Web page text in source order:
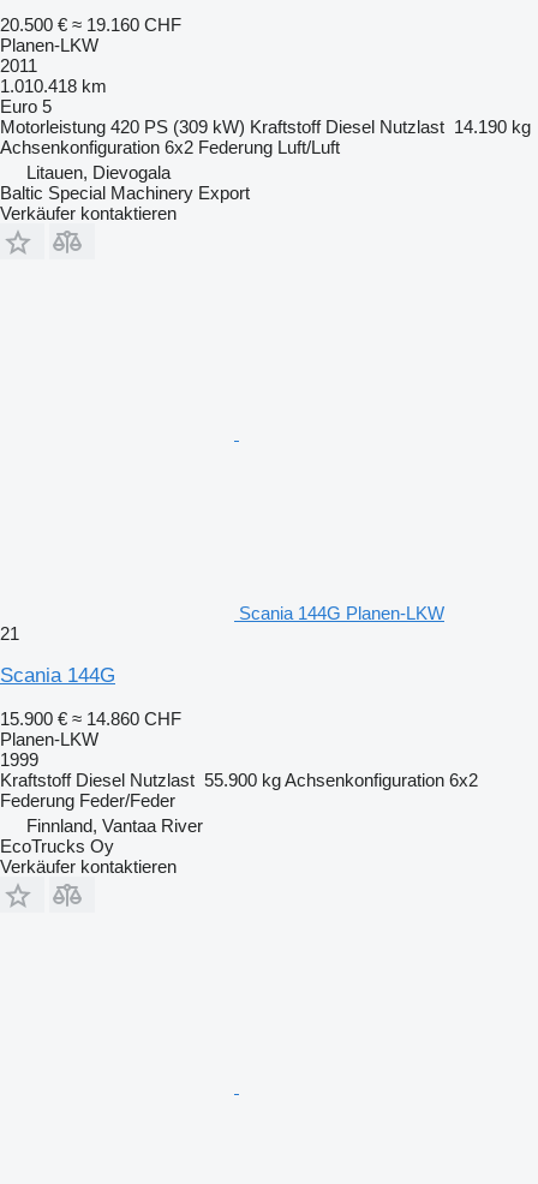
20.500 € ≈ 19.160 CHF
Planen-LKW
2011
1.010.418 km
Euro 5
Motorleistung 420 PS (309 kW) Kraftstoff Diesel Nutzlast 14.190 kg
Achsenkonfiguration 6x2 Federung Luft/Luft
Litauen, Dievogala
Baltic Special Machinery Export
Verkäufer kontaktieren
Scania 144G Planen-LKW
21
Scania 144G
15.900 € ≈ 14.860 CHF
Planen-LKW
1999
Kraftstoff Diesel Nutzlast 55.900 kgAchsenkonfiguration 6x2
Federung Feder/Feder
Finnland, Vantaa River
EcoTrucks Oy
Verkäufer kontaktieren